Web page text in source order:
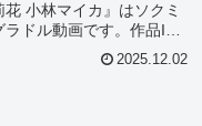
花 小林マイカ』はソクミ
ドル動画です。作品ID
の『茉莉花 小林マイカ』
は見所やシーン別のグラ
2025.12.02